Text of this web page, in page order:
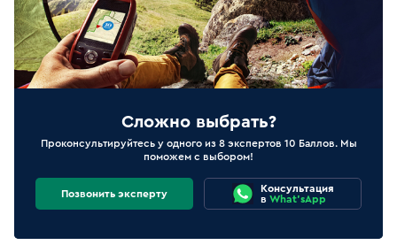
Сложно выбрать?
Проконсультируйтесь у одного из 8 экспертов 10 Баллов. Мы
поможем с выбором!
Позвонить эксперту
Консультация
в What'sApp